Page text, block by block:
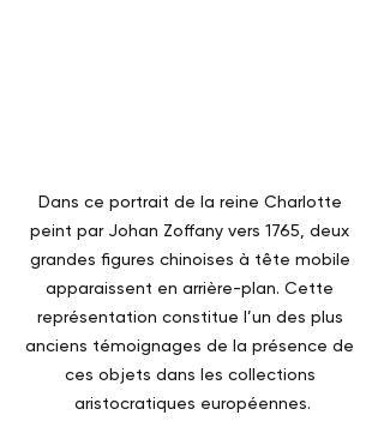
Dans ce portrait de la reine Charlotte
peint par Johan Zoffany vers 1765, deux
grandes figures chinoises à tête mobile
apparaissent en arrière-plan. Cette
représentation constitue l’un des plus
anciens témoignages de la présence de
ces objets dans les collections
aristocratiques européennes.